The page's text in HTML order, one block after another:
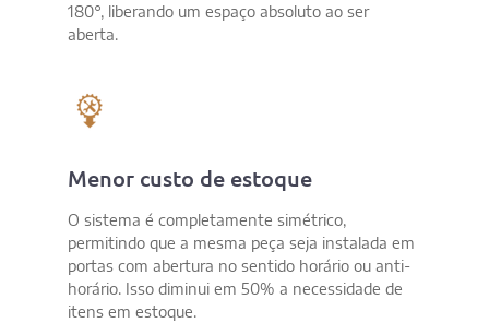
180°, liberando um espaço absoluto ao ser
aberta.
Menor custo de estoque​
O sistema é completamente simétrico,
permitindo que a mesma peça seja instalada em
portas com abertura no sentido horário ou anti-
horário. Isso diminui em 50% a necessidade de
itens em estoque.